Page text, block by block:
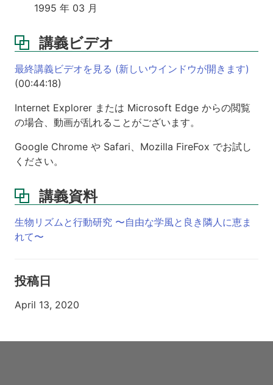
1995 年 03 月
講義ビデオ
最終講義ビデオを見る (新しいウインドウが開きます)
(00:44:18)
Internet Explorer または Microsoft Edge からの閲覧
の場合、動画が乱れることがございます。
Google Chrome や Safari、Mozilla FireFox でお試し
ください。
講義資料
生物リズムと行動研究 〜自由な学風と良き隣人に恵ま
れて〜
投稿日
April 13, 2020